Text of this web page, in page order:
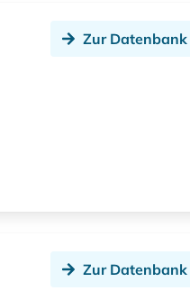
Zur Datenbank
Zur Datenbank